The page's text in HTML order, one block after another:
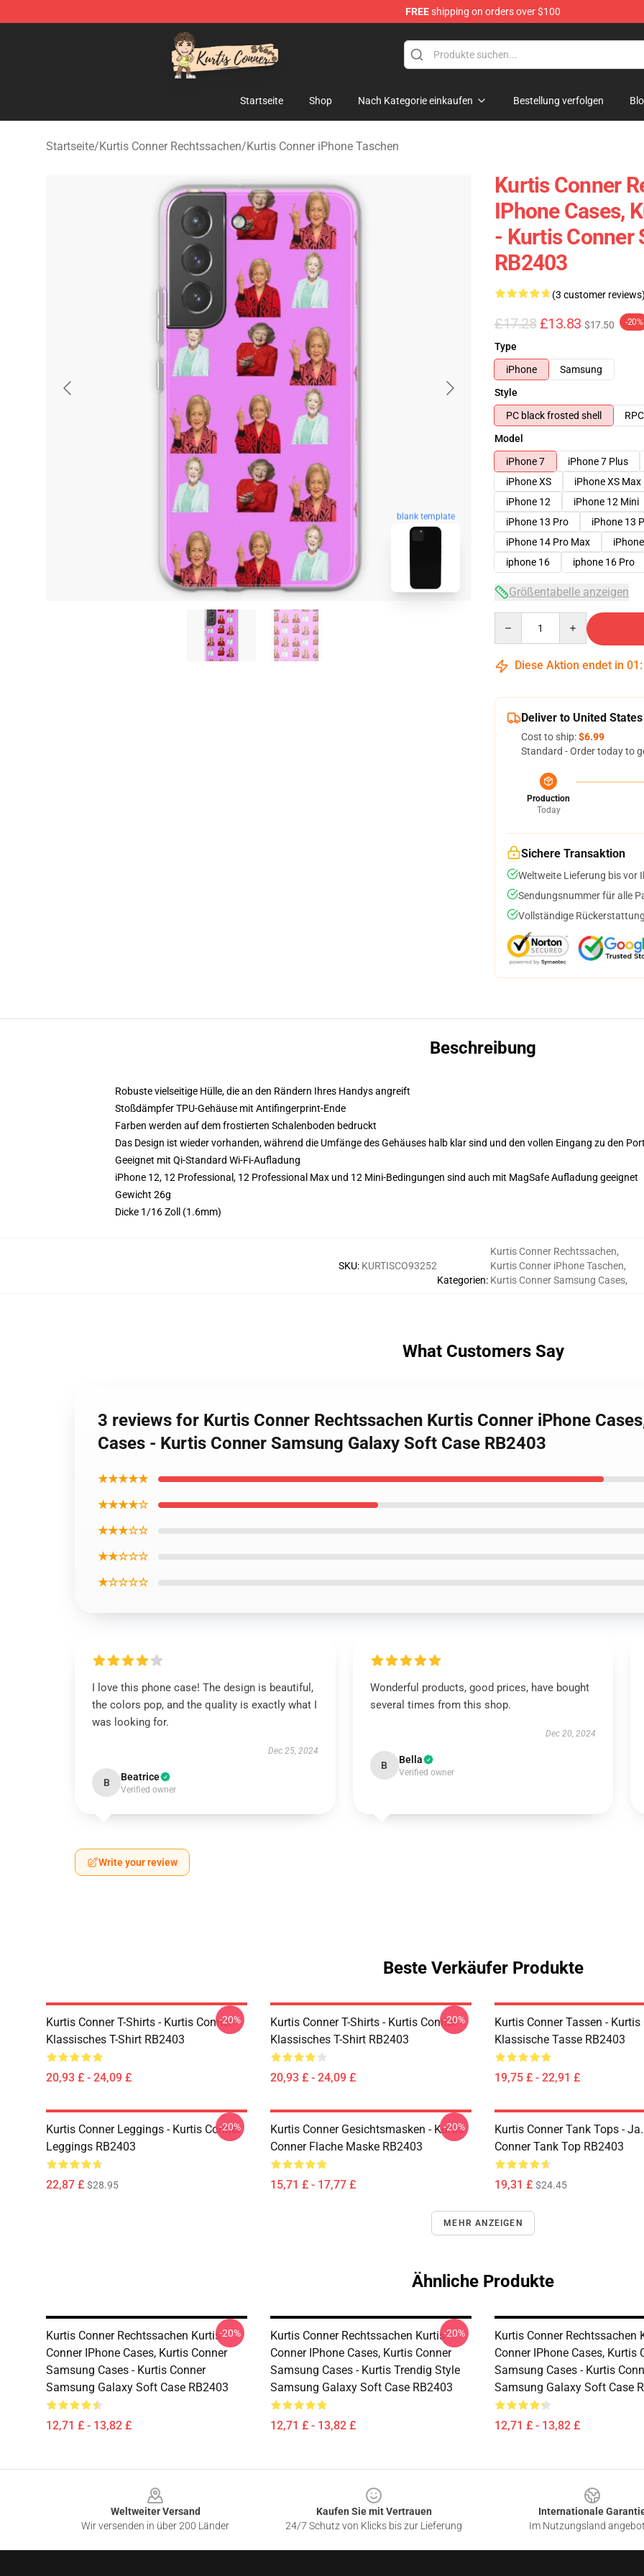
FREEshipping on orders over $100
Kurtis Conner Store - Official Kurtis Conner Merchandise Shop
Startseite Shop Nach Kategorie einkaufen Bestellung verfolgen
Startseite/Kurtis Conner Rechtssachen/Kurtis Conner iPhone Taschen
blank template
Kurtis Conner
IPhone Cases,
- Kurtis Conner
RB2403
(3 customer reviews)
£17.28 £13.83 $17.50 -20%
Type
iPhone
Samsung
Style
PC black frosted shell
Model
iPhone 7
iPhone 7 Plus
iPhone XS
iPhone XS Max
iPhone 12
iPhone 12 Mini
iPhone 13 Pro
iPhone 13
iPhone 14 Pro Max
iphone 16
iphone 16 Pro
Größentabelle anzeigen
Diese Aktion endet in 01 :
Deliver to United States
Cost to ship:$6.99
Standard - Order today to
Production
Today
Sichere Transaktion
Weltweite Lieferung bis vor
Sendungsnummer für alle
Vollständige
Beschreibung
Robuste vielseitige Hülle, die an den Rändern Ihres Handys angreift
Stoßdämpfer TPU-Gehäuse mit Antifingerprint-Ende
Farben werden auf dem frostierten Schalenboden bedruckt
Das Design ist wieder vorhanden, während die Umfänge des Gehäuses halb klar sind und den vollen Eingang zu den
Geeignet mit Qi-Standard Wi-Fi-Aufladung
iPhone 12, 12 Professional, 12 Professional Max und 12 Mini-Bedingungen sind auch mit MagSafe Aufladung geeignet
Gewicht 26g
Dicke 1/16 Zoll (1.6mm)
SKU: KURTISCO93252
Kategorien:
Kurtis Conner Rechtssachen,
Kurtis Conner iPhone Taschen,
Kurtis Conner Samsung Cases,
What Customers Say
3 reviews for Kurtis Conner Rechtssachen Kurtis Conner iPhone
Cases - Kurtis Conner Samsung Galaxy Soft Case RB2403
★★★★★
★★★★☆
★★★☆☆
★★☆☆☆
★☆☆☆☆
I love this phone case! The design is beautiful,
the colors pop, and the quality is exactly what I
was looking for.
Dec 25, 2024
B Beatrice
Verified owner
Wonderful products, good prices, have bought
several times from this shop.
Dec 20, 2024
B Bella
Verified owner
Write your review
Beste Verkäufer Produkte
Kurtis Conner T-Shirts - Kurtis Conner
Klassisches T-Shirt RB2403
20,93 £ - 24,09 £
-20%
Kurtis Conner T-Shirts - Kurtis Conner
Klassisches T-Shirt RB2403
20,93 £ - 24,09 £
-20%
Kurtis Conner Tassen - Kurtis
Klassische Tasse RB2403
19,75 £ - 22,91 £
Kurtis Conner Leggings - Kurtis Conner
Leggings RB2403
22,87 £ $28.95
-20%
Kurtis Conner Gesichtsmasken - Kurtis
Conner Flache Maske RB2403
15,71 £ - 17,77 £
-20%
Kurtis Conner Tank Tops -
Conner Tank Top RB2403
19,31 £ $24.45
MEHR ANZEIGEN
Ähnliche Produkte
Kurtis Conner Rechtssachen Kurtis
Conner IPhone Cases, Kurtis Conner
Samsung Cases - Kurtis Conner
Samsung Galaxy Soft Case RB2403
12,71 £ - 13,82 £
-20%
Kurtis Conner Rechtssachen Kurtis
Conner IPhone Cases, Kurtis Conner
Samsung Cases - Kurtis Trendig Style
Samsung Galaxy Soft Case RB2403
12,71 £ - 13,82 £
-20%
Kurtis Conner Rechtssachen
Conner IPhone Cases, Kurtis
Samsung Cases - Kurtis
Samsung Galaxy Soft Case
12,71 £ - 13,82 £
Weltweiter Versand
Wir versenden in über 200 Länder
Kaufen Sie mit Vertrauen
24/7 Schutz von Klicks bis zur Lieferung
Internationale
Im Nutzungsland